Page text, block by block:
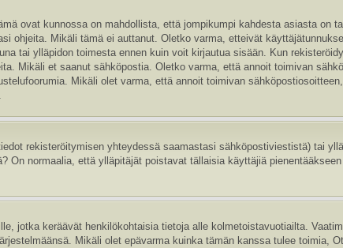
ovat kunnossa on mahdollista, että jompikumpi kahdesta asiasta on
ohjeita. Mikäli tämä ei auttanut. Oletko varma, etteivät
tai ylläpidon toimesta ennen kuin voit kirjautua sisään. Kun
Mikäli et saanut sähköpostia. Oletko varma, että annoit toimivan
Mikäli olet varma, että annoit toimivan
rekisteröitymisen yhteydessä saamastasi sähköpostiviestistä) tai
normaalia, että ylläpitäjät poistavat tällaisia käyttäjiä
jotka keräävät henkilökohtaisia tietoja alle kolmetoistavuotiailta.
Mikäli olet epävarma kuinka tämän kanssa tulee toimia,